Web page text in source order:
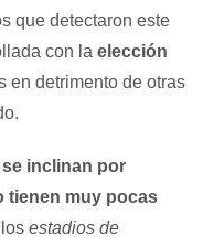
que detectaron este
con laelección
en detrimento de otras
inclinan por
tienen muy pocas
losestadios de